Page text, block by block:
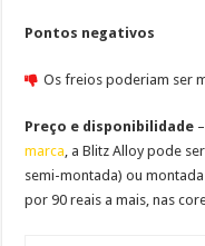
Pontos negativos
Os freios poderiam ser
Preço e disponibilidade
marca, a Blitz Alloy pode
semi-montada) ou
por 90 reais a mais, nas